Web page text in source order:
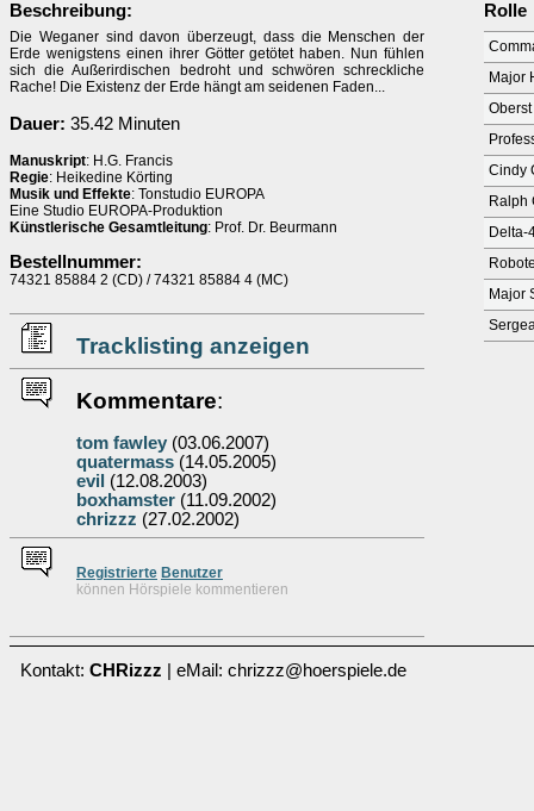
Beschreibung:
Die Weganer sind davon überzeugt, dass die Menschen der
Erde wenigstens einen ihrer Götter getötet haben. Nun fühlen
sich die Außerirdischen bedroht und schwören schreckliche
Rache! Die Existenz der Erde hängt am seidenen Faden...
Dauer: 35.42 Minuten
Manuskript: H.G. Francis
Regie: Heikedine Körting
Musik und Effekte: Tonstudio EUROPA
Eine Studio EUROPA-Produktion
Künstlerische Gesamtleitung: Prof. Dr. Beurmann
Bestellnummer:
74321 85884 2 (CD) / 74321 85884 4 (MC)
Tracklisting anzeigen
Kommentare:
tom fawley (03.06.2007)
quatermass (14.05.2005)
evil (12.08.2003)
boxhamster (11.09.2002)
chrizzz (27.02.2002)
Registrierte Benutzer
können Hörspiele kommentieren
Rolle
Major
Cindy
Ralph
Delta-
Major
Kontakt: CHRizzz | eMail: chrizzz@hoerspiele.de